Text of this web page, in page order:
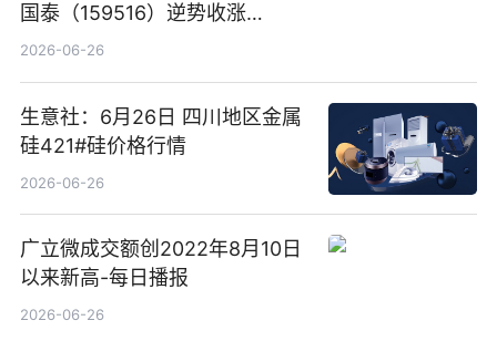
国泰（159516）逆势收涨
3.5%，近10日累计净流入超65
2026-06-26
生意社：6月26日 四川地区金属
硅421#硅价格行情
2026-06-26
广立微成交额创2022年8月10日
以来新高-每日播报
2026-06-26